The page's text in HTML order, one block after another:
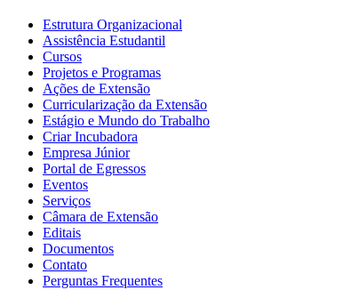
Estrutura Organizacional
Assistência Estudantil
Cursos
Projetos e Programas
Ações de Extensão
Curricularização da Extensão
Estágio e Mundo do Trabalho
Criar Incubadora
Empresa Júnior
Portal de Egressos
Eventos
Serviços
Câmara de Extensão
Editais
Documentos
Contato
Perguntas Frequentes